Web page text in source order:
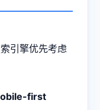
引擎优先考虑
first